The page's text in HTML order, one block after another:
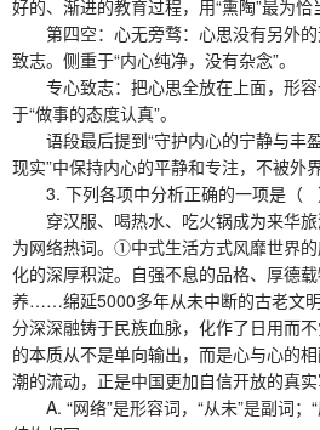
好的、渐进的教育过程，用“熏陶”最为恰
第四空：心无旁骛：心思没有另外的
致志。侧重于“内心纯净，没有杂念”。
专心致志：把心思全放在上面，形容
于“做事的态度认真”。
语段最后提到“守护内心的宁静与丰
现实”中保持内心的平静和专注，不被外
3. 下列各项中分析正确的一项是（
穿汉服、喝热水、吃火锅成为来华旅
为网络热词。①中式生活方式风靡世界
化的深厚积淀。自强不息的品格、厚德
养……绵延5000多年从未中断的古老文
分深深融铸于民族血脉，化作了日用而
的本质从不是单向输出，而是心与心的
潮的流动，正是中国更加自信开放的真实
A. “网络”是形容词，“从未”是副词；“